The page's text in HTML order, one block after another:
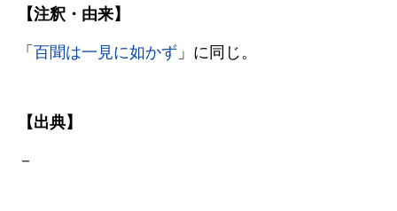
【注釈・由来】
「 百聞は一見に如かず 」に同じ。
【出典】
－